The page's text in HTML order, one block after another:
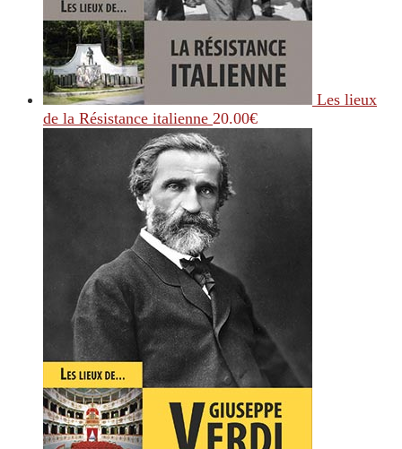
Les lieux
de la Résistance italienne 20.00€